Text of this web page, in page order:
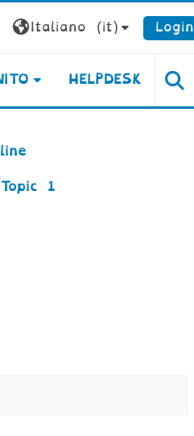
Italiano ‎(it)‎ Login
HELPDESK
Topic 1